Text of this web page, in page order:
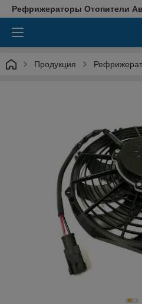
Рефрижераторы Отопители
Продукция